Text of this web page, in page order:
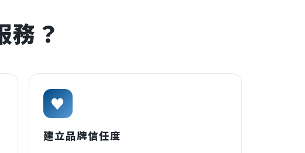
務？
♥
建立品牌信任度